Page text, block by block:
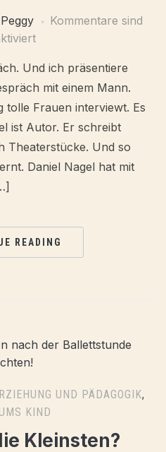
Peggy
Kommentare sind
Und ich präsentiere
mit einem Mann.
tolle Frauen interviewt. Es
ist Autor. Er schreibt
Theaterstücke. Und so
Daniel Nagel hat mit
READING
UND PÄDAGOGIK,
KIND
Kleinsten?